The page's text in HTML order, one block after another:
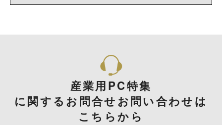
産業用PC特集
に関するお問合せお問い合わせは
こちらから